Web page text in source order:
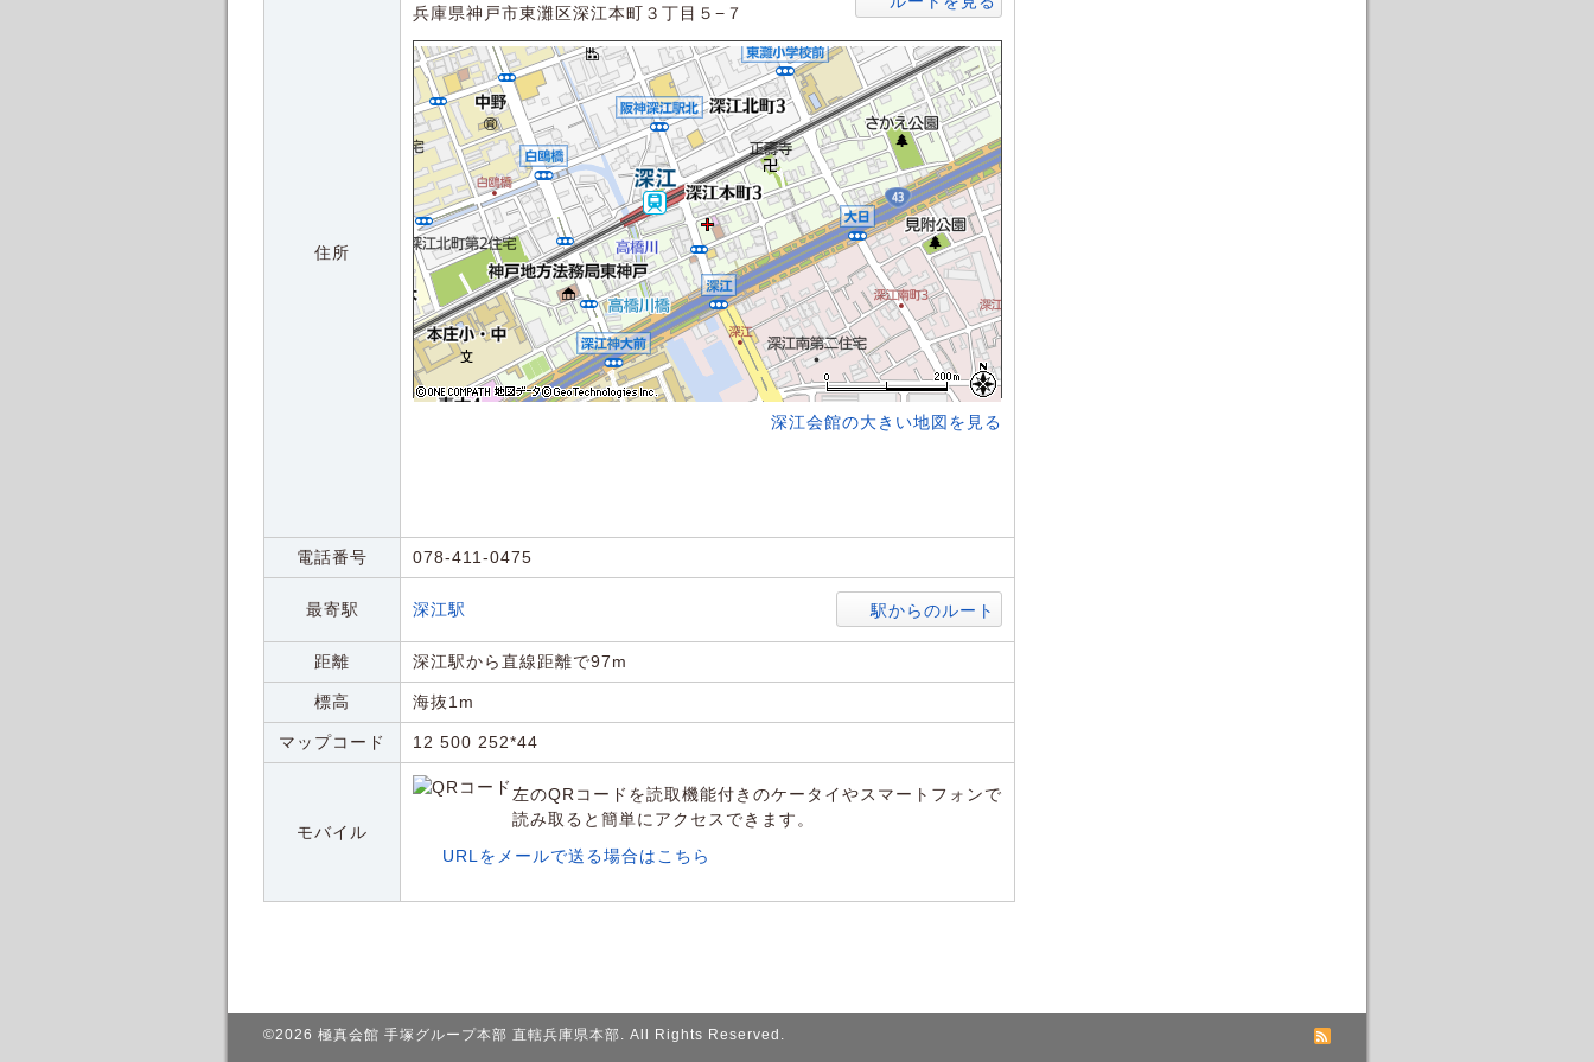
住所
兵庫県神戸市東灘区深江本町３丁目５−７
深江会館の大きい地図を見る
電話番号 078-411-0475
最寄駅 深江駅 駅からのルート
距離 深江駅から直線距離で97m
標高 海抜1m
マップコード 12 500 252*44
モバイル
左のQRコードを読取機能付きのケータイやスマートフォンで
読み取ると簡単にアクセスできます。
URLをメールで送る場合はこちら
©2026 極真会館 手塚グループ本部 直轄兵庫県本部. All Rights Reserved.